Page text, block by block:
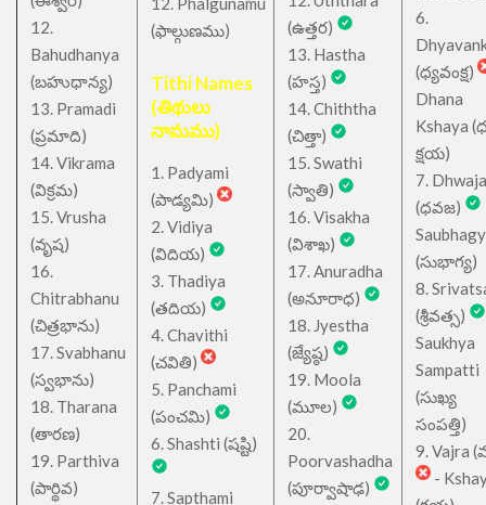
12.
Bahudhanya
(బహుధాన్య)
13. Pramadi
(ప్రమాది)
14. Vikrama
(విక్రమ)
15. Vrusha
(వృష)
16.
Chitrabhanu
(చిత్రభాను)
17. Svabhanu
(స్వభాను)
18. Tharana
(తారణ)
19. Parthiva
(పార్థివ)
(ఫాల్గుణము)
Tithi Names
(తిథులు
నామము)
1. Padyami
(పాడ్యమి)
2. Vidiya
(విదియ)
3. Thadiya
(తదియ)
4. Chavithi
(చవితి)
5. Panchami
(పంచమి)
6. Shashti (షష్టి)
7. Sapthami
(ఉత్తర)
13. Hastha
(హస్త)
14. Chiththa
(చిత్తా)
15. Swathi
(స్వాతి)
16. Visakha
(విశాఖ)
17. Anuradha
(అనూరాధ)
18. Jyestha
(జ్యేష్ఠ)
19. Moola
(మూల)
20.
Poorvashadha
(పూర్వాషాఢ)
6.
(ధ్యవంక్ష)
Dhana
Kshaya
క్షయ)
7. Dhwaja
(ధవజ)
(సుభాగ్య)
8.
(శ్రీవత్స)
Saukhya
Sampatti
(సుఖ్య
సంపత్తి)
9. Vajra
-